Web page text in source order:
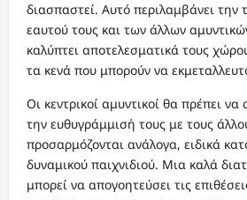
διασπαστεί. Αυτό περιλαμβάνει την
εαυτού τους και των άλλων
καλύπτει αποτελεσματικά τους
τα κενά που μπορούν να
Οι κεντρικοί αμυντικοί θα πρέπει
την ευθυγράμμισή τους με τους
προσαρμόζονται ανάλογα, ειδικά
δυναμικού παιχνιδιού. Μια καλά
μπορεί να απογοητεύσει τις